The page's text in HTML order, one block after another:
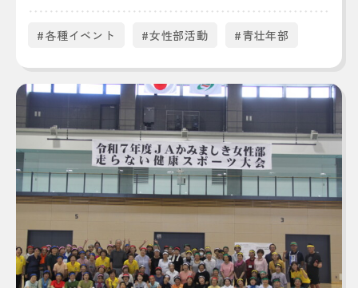
#各種イベント #女性部活動 #青壮年部